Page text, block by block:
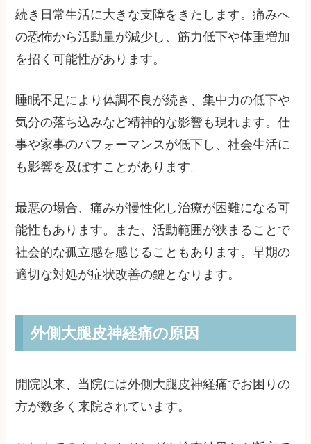
続き日常生活に大きな支障をきたします。痛みへ
の恐怖から活動量が減少し、筋力低下や体重増加
を招く可能性があります。
睡眠不足により体調不良が続き、集中力の低下や
気分の落ち込みなど精神的な影響も現れます。仕
事や家事のパフォーマンスが低下し、社会生活に
も影響を及ぼすことがあります。
最悪の場合、痛みが慢性化し治療が困難になる可
能性もあります。また、活動範囲が狭まることで
社会的な孤立感を感じることもあります。早期の
適切な対処が症状改善の鍵となります。
外側大腿皮神経痛の原因
開院以来、当院には外側大腿皮神経痛でお困りの
方が数多く来院されています。